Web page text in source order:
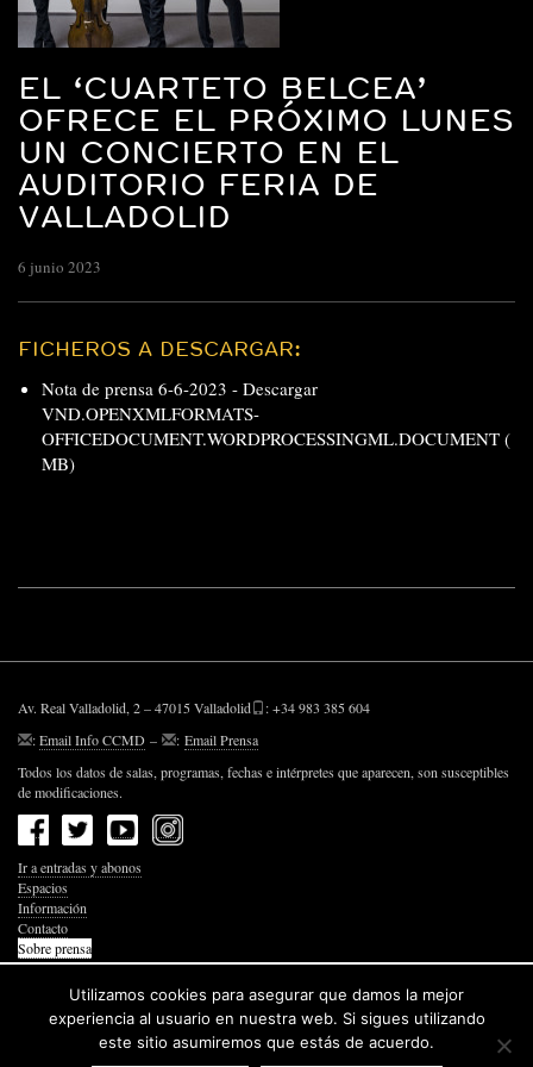
EL ‘CUARTETO BELCEA’
OFRECE EL PRÓXIMO LUNES
UN CONCIERTO EN EL
AUDITORIO FERIA DE
VALLADOLID
6 junio 2023
FICHEROS A DESCARGAR:
Nota de prensa 6-6-2023 - Descargar
VND.OPENXMLFORMATS-
OFFICEDOCUMENT.WORDPROCESSINGML.DOCUMENT (
MB)
Av. Real Valladolid, 2 – 47015 Valladolid
: +34 983 385 604
:Email Info CCMD – : Email Prensa
Todos los datos de salas, programas, fechas e intérpretes que aparecen, son susceptibles
de modificaciones.
Ir a entradas y abonos
Espacios
Información
Contacto
Sobre prensa
Política de Privacidad
Política de Cookies
Accesibilidad Web
Utilizamos cookies para asegurar que damos la mejor
experiencia al usuario en nuestra web. Si sigues utilizando
este sitio asumiremos que estás de acuerdo.